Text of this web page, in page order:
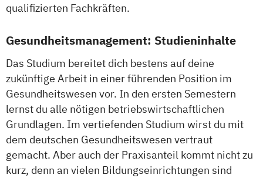
qualifizierten Fachkräften.
Gesundheitsmanagement: Studieninhalte
Das Studium bereitet dich bestens auf deine
zukünftige Arbeit in einer führenden Position im
Gesundheitswesen vor. In den ersten Semestern
lernst du alle nötigen betriebswirtschaftlichen
Grundlagen. Im vertiefenden Studium wirst du mit
dem deutschen Gesundheitswesen vertraut
gemacht. Aber auch der Praxisanteil kommt nicht zu
kurz, denn an vielen Bildungseinrichtungen sind